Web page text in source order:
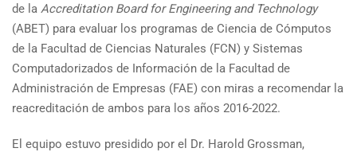
de la Accreditation Board for Engineering and Technology
(ABET) para evaluar los programas de Ciencia de Cómputos
de la Facultad de Ciencias Naturales (FCN) y Sistemas
Computadorizados de Información de la Facultad de
Administración de Empresas (FAE) con miras a recomendar la
reacreditación de ambos para los años 2016-2022.
El equipo estuvo presidido por el Dr. Harold Grossman,